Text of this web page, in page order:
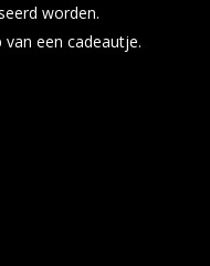
worden.
een cadeautje.